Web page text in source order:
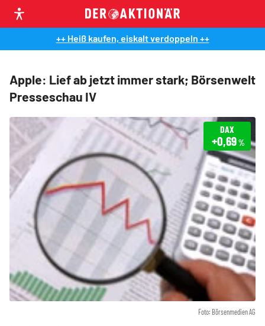
++ Heiß kaufen, eiskalt verdoppeln ++
Apple: Lief ab jetzt immer stark; Börsenwelt
Presseschau IV
Foto: Börsenmedien AG
DAX
+0,69%